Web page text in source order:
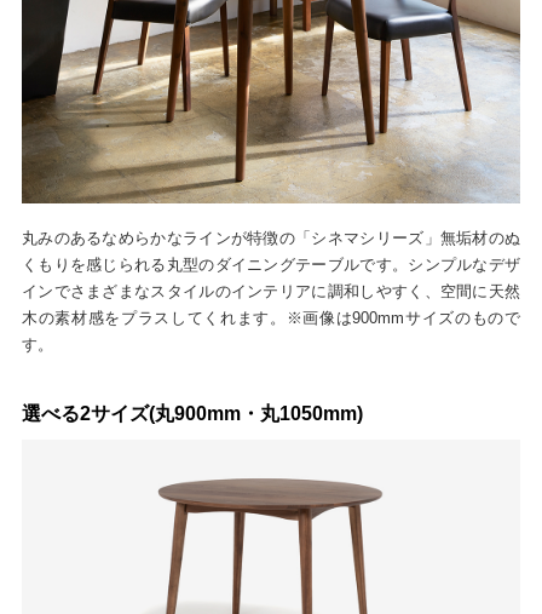
丸みのあるなめらかなラインが特徴の「シネマシリーズ」無垢材のぬ
くもりを感じられる丸型のダイニングテーブルです。シンプルなデザ
インでさまざまなスタイルのインテリアに調和しやすく、空間に天然
木の素材感をプラスしてくれます。※画像は900mmサイズのもので
す。
選べる2サイズ(丸900mm・丸1050mm)